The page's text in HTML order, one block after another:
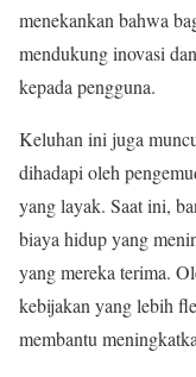
menekankan bahwa
mendukung inovasi
kepada pengguna.
Keluhan ini juga
dihadapi oleh
yang layak. Saat ini,
biaya hidup yang
yang mereka terima.
kebijakan yang lebih
membantu